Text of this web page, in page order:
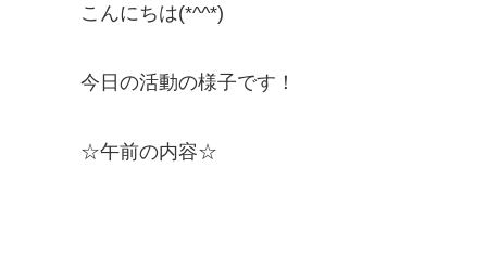
こんにちは(*^^*)
今日の活動の様子です！
☆午前の内容☆